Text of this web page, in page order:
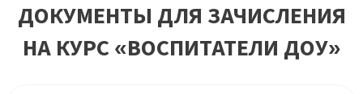
ДОКУМЕНТЫ ДЛЯ ЗАЧИСЛЕНИЯ
НА КУРС «ВОСПИТАТЕЛИ ДОУ»